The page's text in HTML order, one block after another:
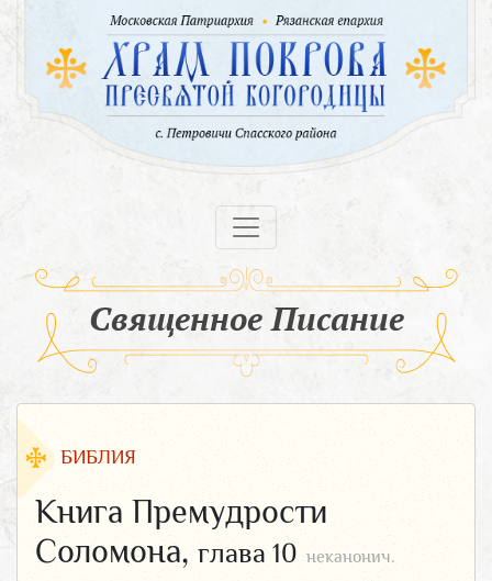
Священное Писание
БИБЛИЯ
Книга Премудрости
Соломона, глава 10 неканонич.